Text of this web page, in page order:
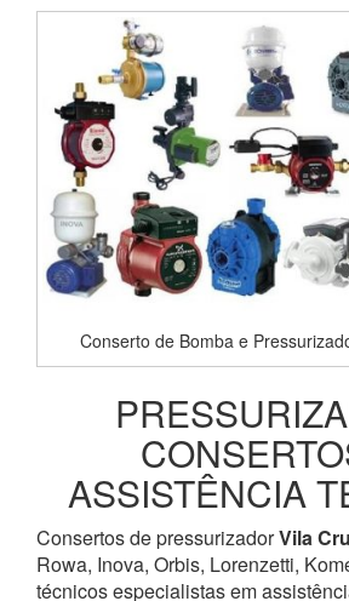
Conserto de Bomba e
ASSISTÊNCIA
Consertos de pressurizadorVila
Rowa, Inova, Orbis, Lorenzetti,
técnicos especialistas em